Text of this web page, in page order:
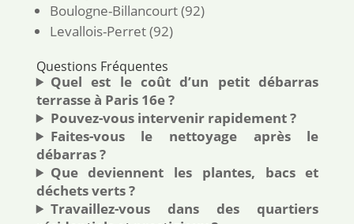
Boulogne-Billancourt (92)
Levallois-Perret (92)
Questions Fréquentes
Quel est le coût d’un petit débarras
terrasse à Paris 16e ?
Pouvez-vous intervenir rapidement ?
Faites-vous le nettoyage après le
débarras ?
Que deviennent les plantes, bacs et
déchets verts ?
Travaillez-vous dans des quartiers